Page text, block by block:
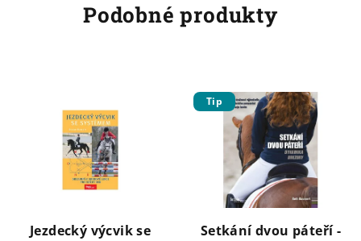
Podobné produkty
Jezdecký výcvik se
Tip
Setkání dvou páteří -